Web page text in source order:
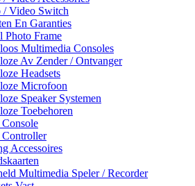
/ Video Switch
En Garanties
Photo Frame
Multimedia Consoles
Av Zender / Ontvanger
Headsets
Microfoon
Speaker Systemen
Toebehoren
Controller
Accessoires
Multimedia Speler / Recorder